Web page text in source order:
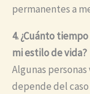
permanentes a
4. ¿Cuánto
mi estilo de vida?
Algunas
depende del